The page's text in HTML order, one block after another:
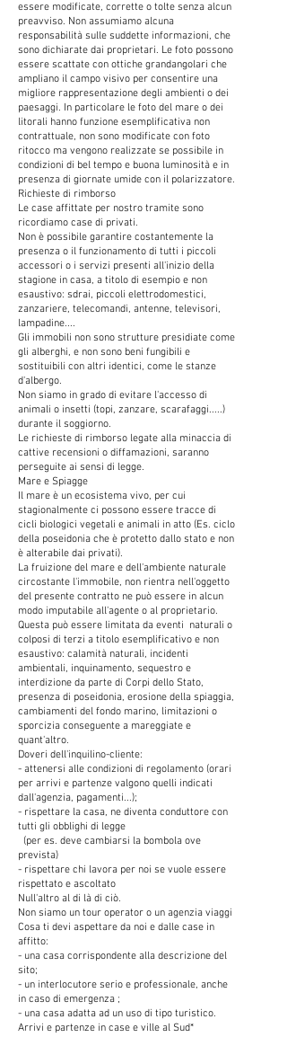
essere modificate, corrette o tolte senza alcun
preavviso. Non assumiamo alcuna
responsabilità sulle suddette informazioni, che
sono dichiarate dai proprietari. Le foto possono
essere scattate con ottiche grandangolari che
ampliano il campo visivo per consentire una
migliore rappresentazione degli ambienti o dei
paesaggi. In particolare le foto del mare o dei
litorali hanno funzione esemplificativa non
contrattuale, non sono modificate con foto
ritocco ma vengono realizzate se possibile in
condizioni di bel tempo e buona luminosità e in
presenza di giornate umide con il polarizzatore.
Richieste di rimborso
Le case affittate per nostro tramite sono
ricordiamo case di privati.
Non è possibile garantire costantemente la
presenza o il funzionamento di tutti i piccoli
accessori o i servizi presenti all'inizio della
stagione in casa, a titolo di esempio e non
esaustivo: sdrai, piccoli elettrodomestici,
zanzariere, telecomandi, antenne, televisori,
lampadine....
Gli immobili non sono strutture presidiate come
gli alberghi, e non sono beni fungibili e
sostituibili con altri identici, come le stanze
d'albergo.
Non siamo in grado di evitare l'accesso di
animali o insetti (topi, zanzare, scarafaggi.....)
durante il soggiorno.
Le richieste di rimborso legate alla minaccia di
cattive recensioni o diffamazioni, saranno
perseguite ai sensi di legge.
Mare e Spiagge
Il mare è un ecosistema vivo, per cui
stagionalmente ci possono essere tracce di
cicli biologici vegetali e animali in atto (Es. ciclo
della poseidonia che è protetto dallo stato e non
è alterabile dai privati).
La fruizione del mare e dell'ambiente naturale
circostante l'immobile, non rientra nell'oggetto
del presente contratto ne può essere in alcun
modo imputabile all'agente o al proprietario.
Questa può essere limitata da eventi naturali o
colposi di terzi a titolo esemplificativo e non
esaustivo: calamità naturali, incidenti
ambientali, inquinamento, sequestro e
interdizione da parte di Corpi dello Stato,
presenza di poseidonia, erosione della spiaggia,
cambiamenti del fondo marino, limitazioni o
sporcizia conseguente a mareggiate e
quant'altro.
Doveri dell'inquilino-cliente:
- attenersi alle condizioni di regolamento (orari
per arrivi e partenze valgono quelli indicati
dall'agenzia, pagamenti...);
- rispettare la casa, ne diventa conduttore con
tutti gli obblighi di legge
(per es. deve cambiarsi la bombola ove
prevista)
- rispettare chi lavora per noi se vuole essere
rispettato e ascoltato
Null'altro al di là di ciò.
Non siamo un tour operator o un agenzia viaggi
Cosa ti devi aspettare da noi e dalle case in
affitto:
- una casa corrispondente alla descrizione del
sito;
- un interlocutore serio e professionale, anche
in caso di emergenza ;
- una casa adatta ad un uso di tipo turistico.
Arrivi e partenze in case e ville al Sud*